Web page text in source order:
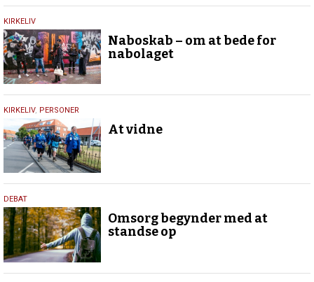
9.
juli
2026
KIRKELIV
Naboskab – om at bede for
nabolaget
9.
juli
2026
KIRKELIV, PERSONER
At vidne
9.
juli
2026
DEBAT
Omsorg begynder med at
standse op